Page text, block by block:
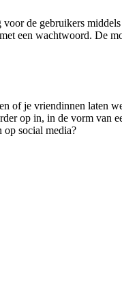
de gebruikers
een wachtwoord. De
of je vriendinnen laten
op in, in de vorm van
op social media?